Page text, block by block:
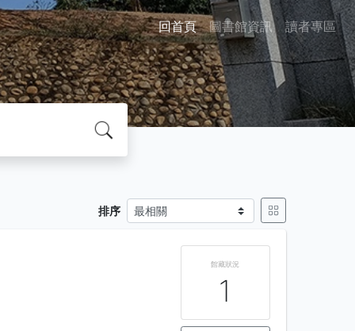
回首頁 圖書館資訊 讀者專區
排序
館藏狀況
1